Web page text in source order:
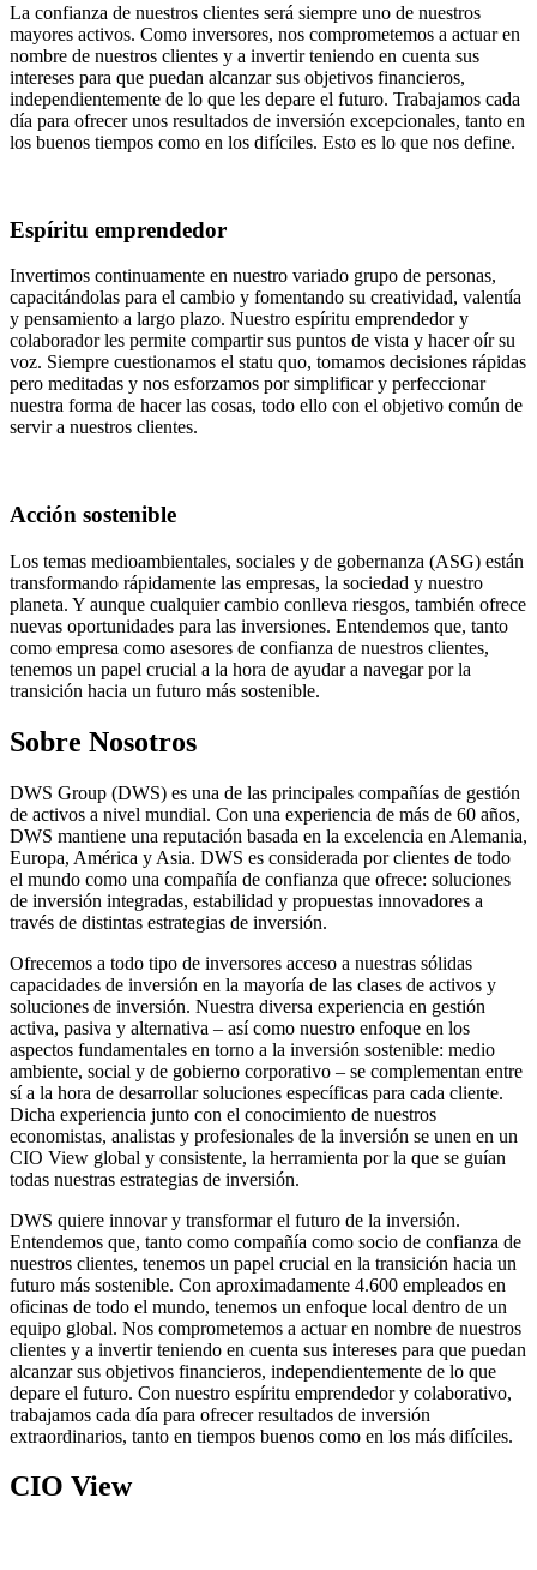
La confianza de nuestros clientes será siempre uno de nuestros
mayores activos. Como inversores, nos comprometemos a actuar en
nombre de nuestros clientes y a invertir teniendo en cuenta sus
intereses para que puedan alcanzar sus objetivos financieros,
independientemente de lo que les depare el futuro. Trabajamos cada
día para ofrecer unos resultados de inversión excepcionales, tanto en
los buenos tiempos como en los difíciles. Esto es lo que nos define.
Espíritu emprendedor
Invertimos continuamente en nuestro variado grupo de personas,
capacitándolas para el cambio y fomentando su creatividad, valentía
y pensamiento a largo plazo. Nuestro espíritu emprendedor y
colaborador les permite compartir sus puntos de vista y hacer oír su
voz. Siempre cuestionamos el statu quo, tomamos decisiones rápidas
pero meditadas y nos esforzamos por simplificar y perfeccionar
nuestra forma de hacer las cosas, todo ello con el objetivo común de
servir a nuestros clientes.
Acción sostenible
Los temas medioambientales, sociales y de gobernanza (ASG) están
transformando rápidamente las empresas, la sociedad y nuestro
planeta. Y aunque cualquier cambio conlleva riesgos, también ofrece
nuevas oportunidades para las inversiones. Entendemos que, tanto
como empresa como asesores de confianza de nuestros clientes,
tenemos un papel crucial a la hora de ayudar a navegar por la
transición hacia un futuro más sostenible.
Sobre Nosotros
DWS Group (DWS) es una de las principales compañías de gestión
de activos a nivel mundial. Con una experiencia de más de 60 años,
DWS mantiene una reputación basada en la excelencia en Alemania,
Europa, América y Asia. DWS es considerada por clientes de todo
el mundo como una compañía de confianza que ofrece: soluciones
de inversión integradas, estabilidad y propuestas innovadores a
través de distintas estrategias de inversión.
Ofrecemos a todo tipo de inversores acceso a nuestras sólidas
capacidades de inversión en la mayoría de las clases de activos y
soluciones de inversión. Nuestra diversa experiencia en gestión
activa, pasiva y alternativa – así como nuestro enfoque en los
aspectos fundamentales en torno a la inversión sostenible: medio
ambiente, social y de gobierno corporativo – se complementan entre
sí a la hora de desarrollar soluciones específicas para cada cliente.
Dicha experiencia junto con el conocimiento de nuestros
economistas, analistas y profesionales de la inversión se unen en un
CIO View global y consistente, la herramienta por la que se guían
todas nuestras estrategias de inversión.
DWS quiere innovar y transformar el futuro de la inversión.
Entendemos que, tanto como compañía como socio de confianza de
nuestros clientes, tenemos un papel crucial en la transición hacia un
futuro más sostenible. Con aproximadamente 4.600 empleados en
oficinas de todo el mundo, tenemos un enfoque local dentro de un
equipo global. Nos comprometemos a actuar en nombre de nuestros
clientes y a invertir teniendo en cuenta sus intereses para que puedan
alcanzar sus objetivos financieros, independientemente de lo que
depare el futuro. Con nuestro espíritu emprendedor y colaborativo,
trabajamos cada día para ofrecer resultados de inversión
extraordinarios, tanto en tiempos buenos como en los más difíciles.
CIO View